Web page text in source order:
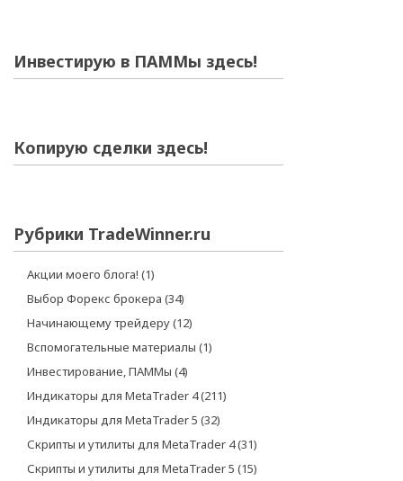
Инвестирую в ПАММы здесь!
Копирую сделки здесь!
Рубрики TradeWinner.ru
Акции моего блога! (1)
Выбор Форекс брокера (34)
Начинающему трейдеру(12)
Вспомогательные материалы (1)
Инвестирование, ПАММы (4)
Индикаторы для MetaTrader 4(211)
Индикаторы для MetaTrader 5 (32)
Скрипты и утилиты для MetaTrader 4(31)
Скрипты и утилиты для MetaTrader 5 (15)